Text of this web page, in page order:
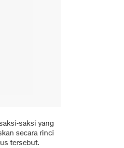
saksi yang
secara rinci
tersebut.